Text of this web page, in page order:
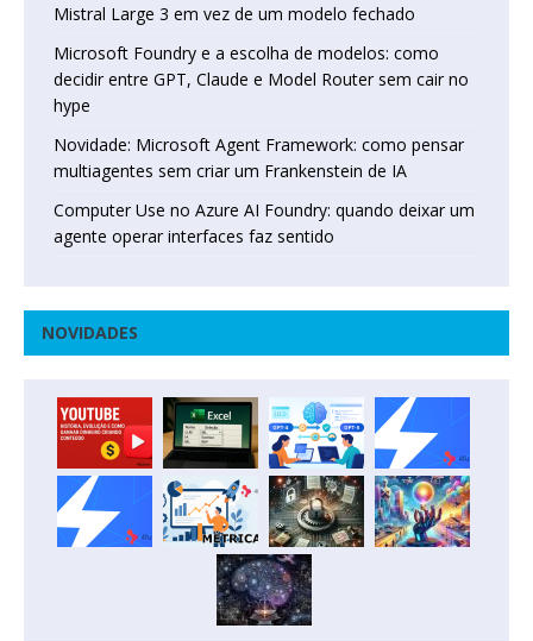
Mistral Large 3 em vez de um modelo fechado
Microsoft Foundry e a escolha de modelos: como
decidir entre GPT, Claude e Model Router sem cair no
hype
Novidade: Microsoft Agent Framework: como pensar
multiagentes sem criar um Frankenstein de IA
Computer Use no Azure AI Foundry: quando deixar um
agente operar interfaces faz sentido
NOVIDADES